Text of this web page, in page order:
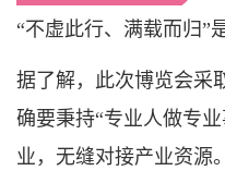
​“不虚此行、满载而归”
据了解，此次博览会采
确要秉持“专业人做专
业，无缝对接产业资源